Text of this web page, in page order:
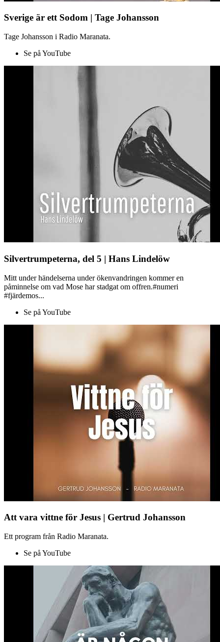
Sverige är ett Sodom | Tage Johansson
Tage Johansson i Radio Maranata.
Se på YouTube
Silvertrumpeterna, del 5 | Hans Lindelöw
Mitt under händelserna under ökenvandringen kommer en
påminnelse om vad Mose har stadgat om offren.#numeri
#fjärdemos...
Se på YouTube
Att vara vittne för Jesus | Gertrud Johansson
Ett program från Radio Maranata.
Se på YouTube